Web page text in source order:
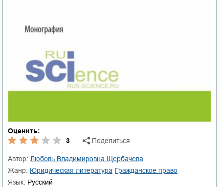
Оценить:
3
Поделиться
Автор:
Любовь Владимировна Щербачева
Жанр:
юридическая литература
гражданское право
Язык: Русский